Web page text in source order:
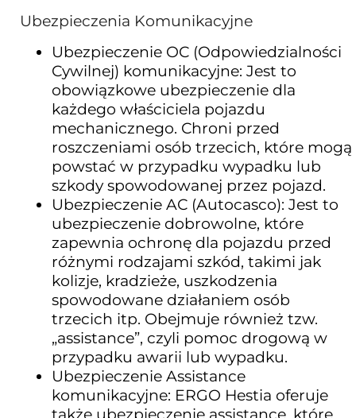
Ubezpieczenia Komunikacyjne
Ubezpieczenie OC (Odpowiedzialności
Cywilnej) komunikacyjne: Jest to
obowiązkowe ubezpieczenie dla
każdego właściciela pojazdu
mechanicznego. Chroni przed
roszczeniami osób trzecich, które mogą
powstać w przypadku wypadku lub
szkody spowodowanej przez pojazd.
Ubezpieczenie AC (Autocasco): Jest to
ubezpieczenie dobrowolne, które
zapewnia ochronę dla pojazdu przed
różnymi rodzajami szkód, takimi jak
kolizje, kradzieże, uszkodzenia
spowodowane działaniem osób
trzecich itp. Obejmuje również tzw.
„assistance”, czyli pomoc drogową w
przypadku awarii lub wypadku.
Ubezpieczenie Assistance
komunikacyjne: ERGO Hestia oferuje